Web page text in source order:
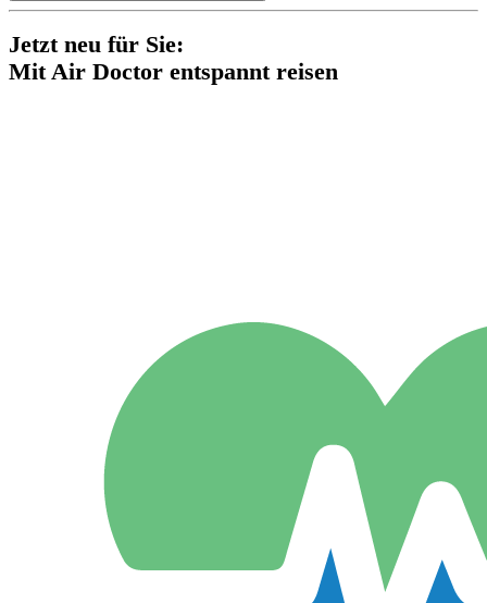
Jetzt neu für Sie:
Mit Air Doctor entspannt reisen